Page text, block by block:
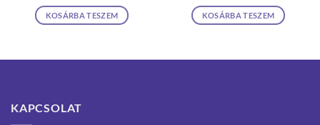
KOSÁRBA TESZEM KOSÁRBA TESZEM
KAPCSOLAT